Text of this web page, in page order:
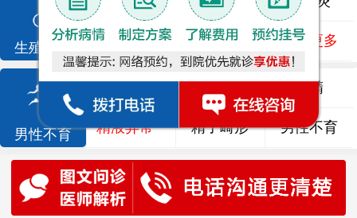
生殖感染 尿相关 泌尿感染 了解更多
男性不育
死精 少精 弱精
精液异常 精子畸形 男性不育